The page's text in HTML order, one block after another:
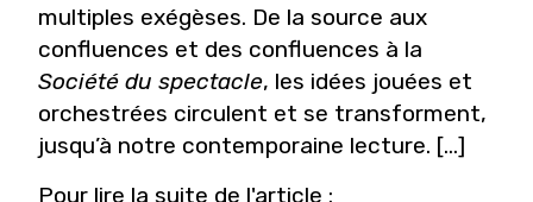
multiples exégèses. De la source aux
confluences et des confluences à la
Société du spectacle, les idées jouées et
orchestrées circulent et se transforment,
jusqu’à notre contemporaine lecture. [...]
Pour lire la suite de l'article :